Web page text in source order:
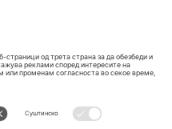
167 City Road, London, Greater